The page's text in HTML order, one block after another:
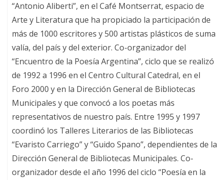
“Antonio Aliberti”, en el Café Montserrat, espacio de
Arte y Literatura que ha propiciado la participación de
más de 1000 escritores y 500 artistas plásticos de suma
valía, del país y del exterior. Co-organizador del
“Encuentro de la Poesía Argentina”, ciclo que se realizó
de 1992 a 1996 en el Centro Cultural Catedral, en el
Foro 2000 y en la Dirección General de Bibliotecas
Municipales y que convocó a los poetas más
representativos de nuestro país. Entre 1995 y 1997
coordinó los Talleres Literarios de las Bibliotecas
“Evaristo Carriego” y “Guido Spano”, dependientes de la
Dirección General de Bibliotecas Municipales. Co-
organizador desde el año 1996 del ciclo “Poesía en la